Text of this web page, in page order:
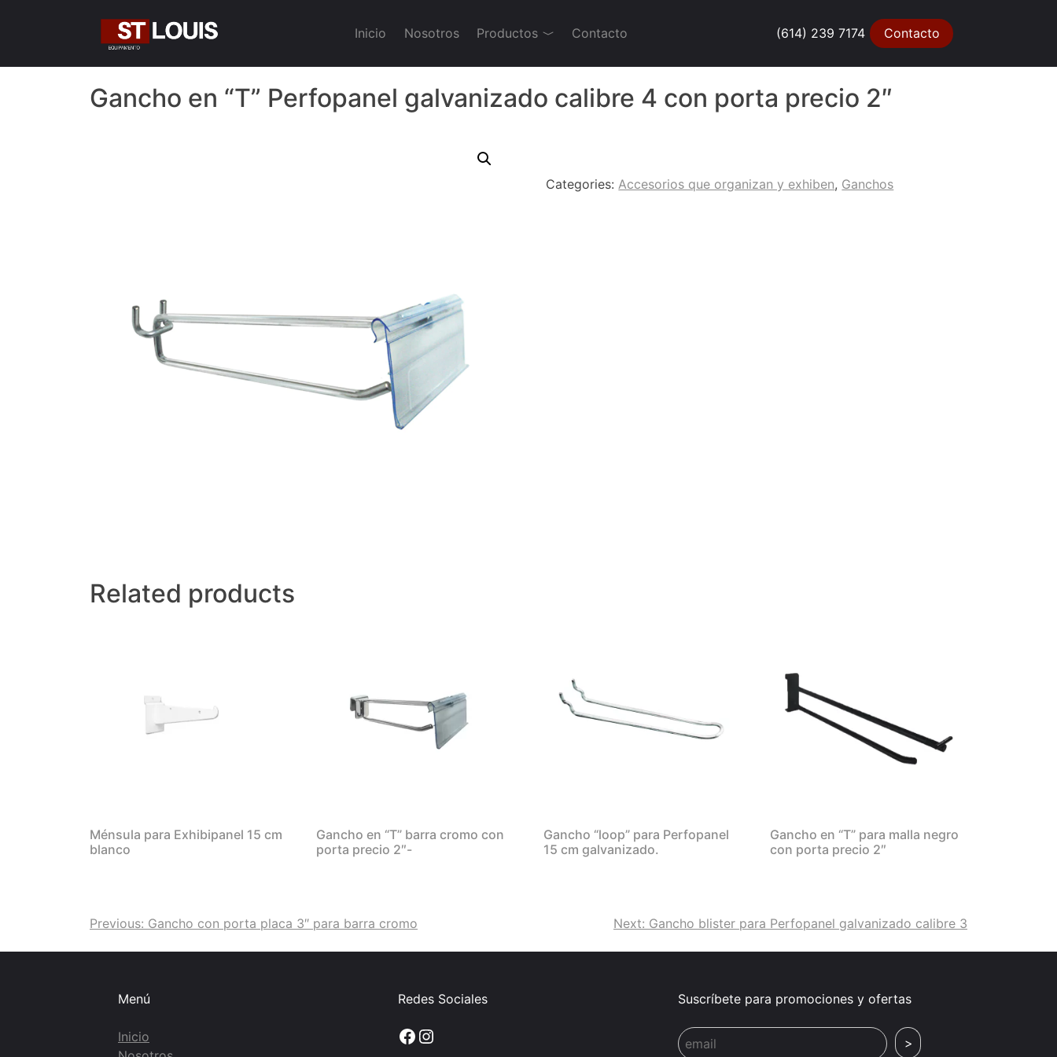
Inicio Nosotros Productos Contacto (614) 239 7174 Contacto
Gancho en “T” Perfopanel galvanizado calibre 4 con porta precio 2″
Categories:Accesorios que organizan y exhiben, Ganchos
Related products
Ménsula para Exhibipanel 15 cm
blanco
Gancho en “T” barra cromo con
porta precio 2″-
Gancho “loop” para Perfopanel
15 cm galvanizado.
Gancho en “T” para malla negro
con porta precio 2″
Navegación
de
entradas
Previous: Gancho con porta placa 3″ para barra cromo Next: Gancho blister para Perfopanel galvanizado calibre 3
Menú
Inicio
Redes Sociales
Facebook
Instagram
Suscríbete para promociones y ofertas